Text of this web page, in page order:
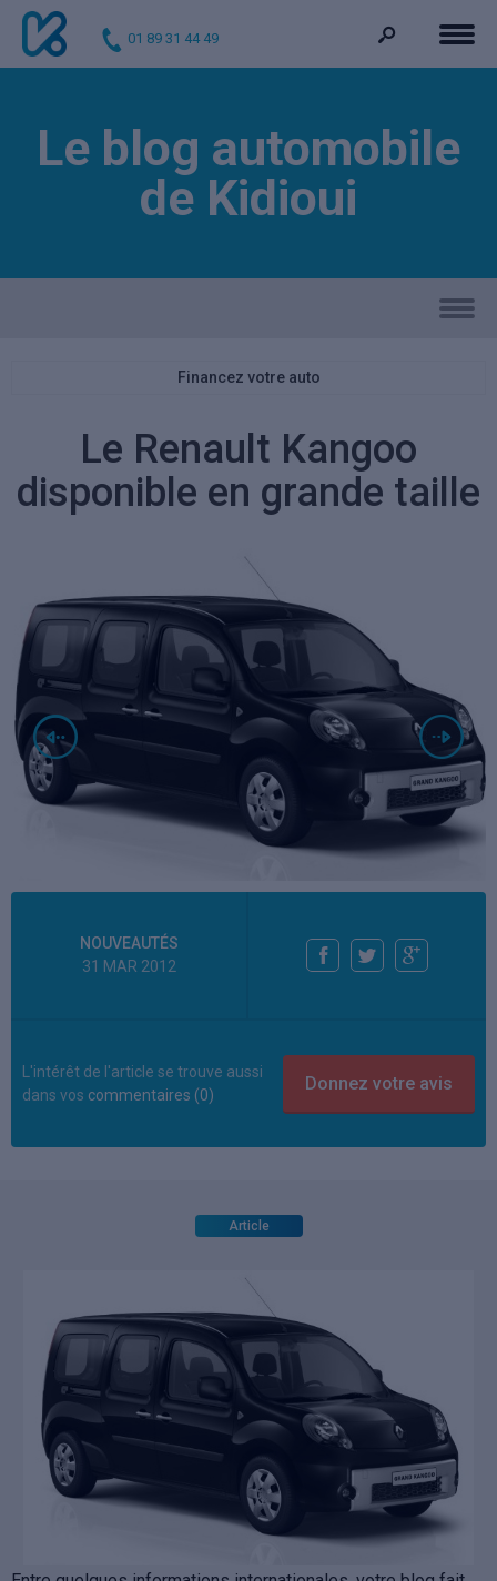
01 89 31 44 49
Le blog automobile
de Kidioui
Financez votre auto
Le Renault Kangoo
disponible en grande taille
NOUVEAUTÉS
31 MAR 2012
L'intérêt de l'article se trouve aussi
dans vos commentaires (0)
Article